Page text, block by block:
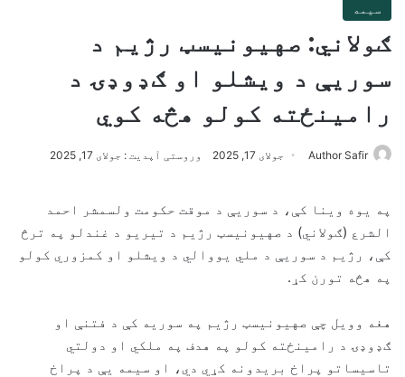
سیمه
ګولاني: صهیونیسټ رژیم د
سوریې د ویشلو او ګډوډۍ د
رامینځته کولو هڅه کوي
Author Safir جولای 17, 2025 وروستی آپدیت : جولای 17, 2025
په یوه وینا کې، د سوریې د موقت حکومت ولسمشر احمد
الشرع (ګولاني) د صهیونیسټ رژیم د تیریو د غندلو په ترڅ
کې، رژیم د سوریې د ملي یووالي د ویشلو او کمزوري کولو
په هڅه تورن کړ.
هغه وویل چې صهیونیسټ رژیم په سوریه کې د فتنې او
ګډوډۍ د رامینځته کولو په هدف په ملکي او دولتي
تاسیساتو پراخ بریدونه کړي دي، او سیمه یې د پراخ